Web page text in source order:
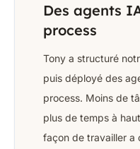
Des agents
process
Tony a structuré
puis déployé des
process. Moins de
plus de temps à
façon de travailler a